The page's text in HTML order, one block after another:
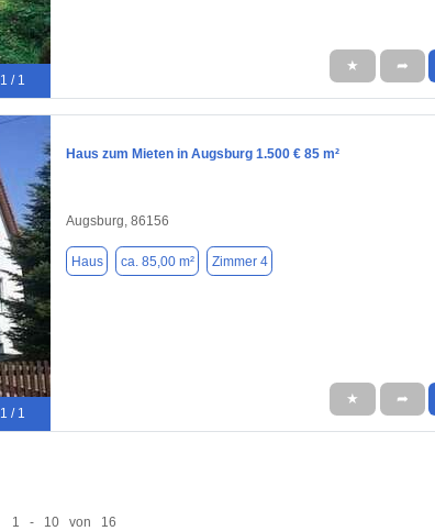
1 / 1
★ ➦
1 / 1
Haus zum Mieten in Augsburg 1.500 € 85 m²
Augsburg, 86156
Haus ca. 85,00 m² Zimmer 4
★ ➦
1 - 10 von 16